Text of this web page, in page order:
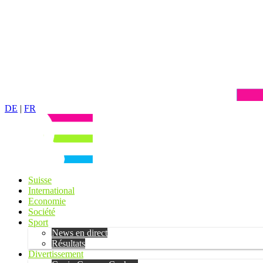
DE | FR
Suisse
International
Economie
Société
Sport
News en direct
Résultats
Divertissement